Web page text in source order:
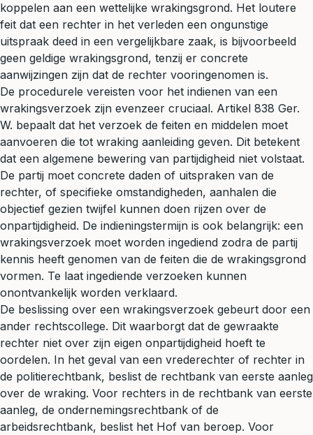
koppelen aan een wettelijke wrakingsgrond. Het loutere
feit dat een rechter in het verleden een ongunstige
uitspraak deed in een vergelijkbare zaak, is bijvoorbeeld
geen geldige wrakingsgrond, tenzij er concrete
aanwijzingen zijn dat de rechter vooringenomen is.
De procedurele vereisten voor het indienen van een
wrakingsverzoek zijn evenzeer cruciaal. Artikel 838 Ger.
W. bepaalt dat het verzoek de feiten en middelen moet
aanvoeren die tot wraking aanleiding geven. Dit betekent
dat een algemene bewering van partijdigheid niet volstaat.
De partij moet concrete daden of uitspraken van de
rechter, of specifieke omstandigheden, aanhalen die
objectief gezien twijfel kunnen doen rijzen over de
onpartijdigheid. De indieningstermijn is ook belangrijk: een
wrakingsverzoek moet worden ingediend zodra de partij
kennis heeft genomen van de feiten die de wrakingsgrond
vormen. Te laat ingediende verzoeken kunnen
onontvankelijk worden verklaard.
De beslissing over een wrakingsverzoek gebeurt door een
ander rechtscollege. Dit waarborgt dat de gewraakte
rechter niet over zijn eigen onpartijdigheid hoeft te
oordelen. In het geval van een vrederechter of rechter in
de politierechtbank, beslist de rechtbank van eerste aanleg
over de wraking. Voor rechters in de rechtbank van eerste
aanleg, de ondernemingsrechtbank of de
arbeidsrechtbank, beslist het Hof van beroep. Voor